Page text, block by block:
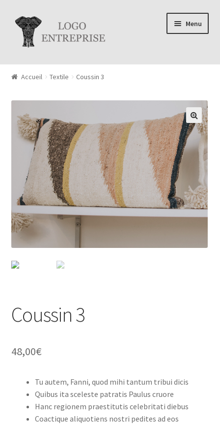
Aller à la navigation
Aller au contenu Menu
Accueil Textile Coussin 3
🔍
Coussin 3
48,00€
Tu autem, Fanni, quod mihi tantum tribui dicis
Quibus ita sceleste patratis Paulus cruore
Hanc regionem praestitutis celebritati diebus
Coactique aliquotiens nostri pedites ad eos